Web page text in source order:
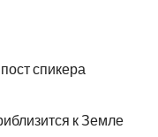
спикера
к Земле